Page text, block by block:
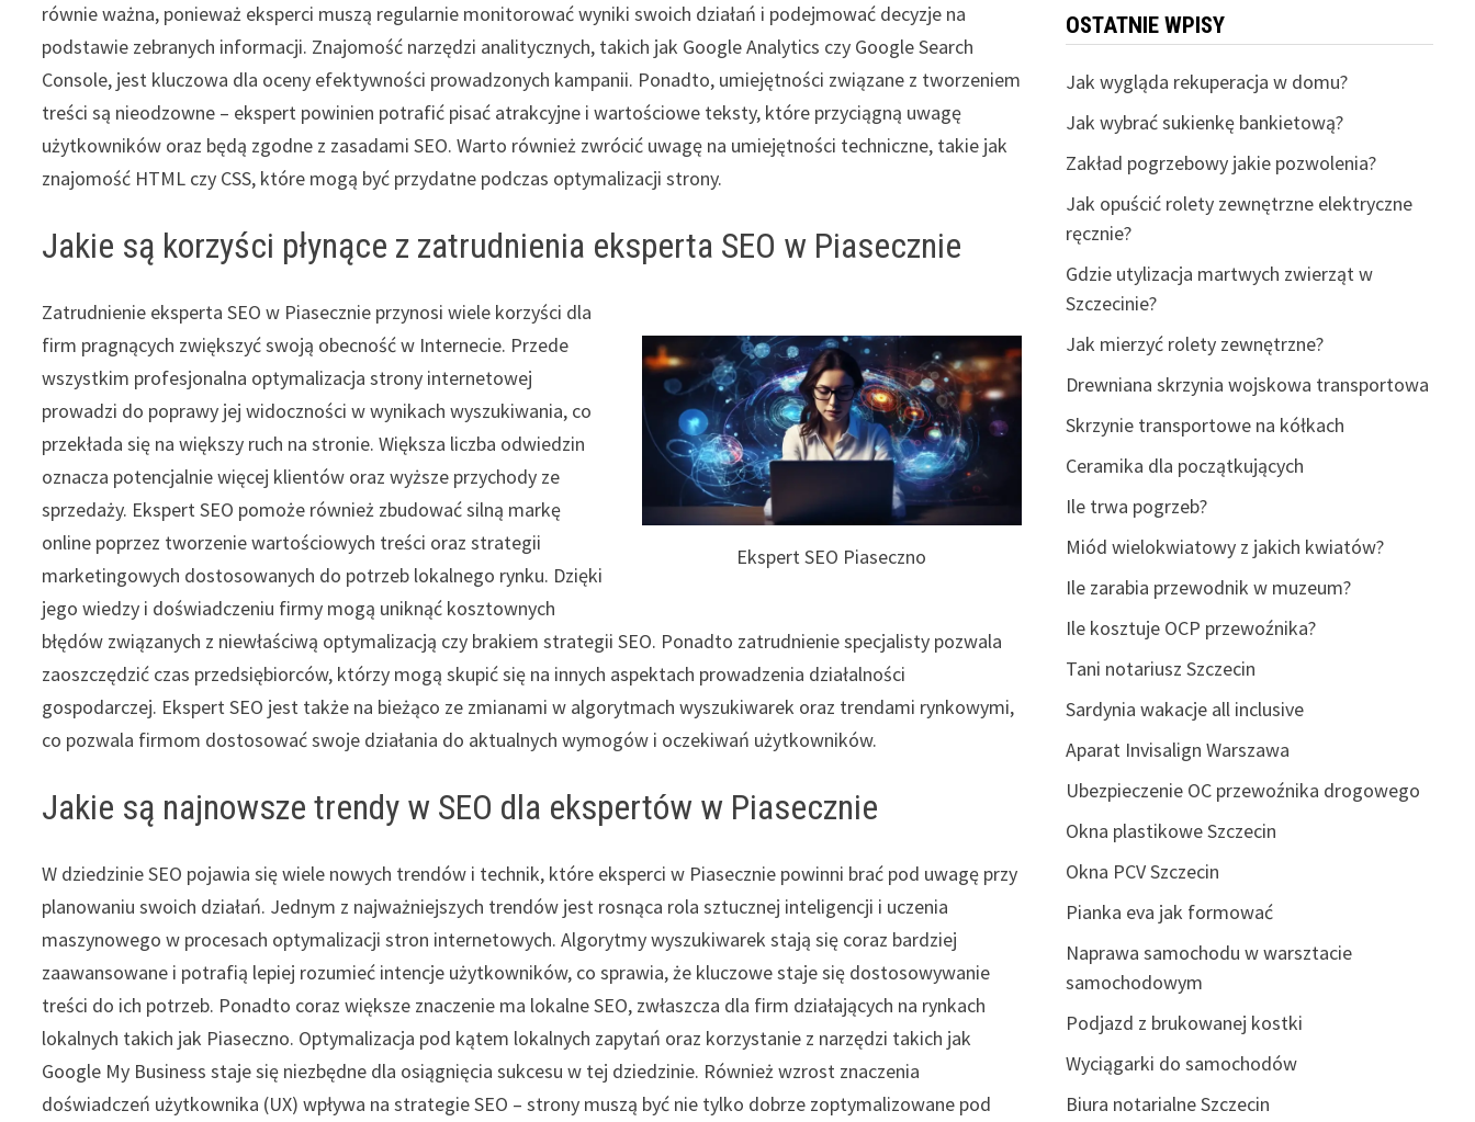
równie ważna, ponieważ eksperci muszą regularnie monitorować wyniki swoich działań i podejmować decyzje na
podstawie zebranych informacji. Znajomość narzędzi analitycznych, takich jak Google Analytics czy Google Search
Console, jest kluczowa dla oceny efektywności prowadzonych kampanii. Ponadto, umiejętności związane z tworzeniem
treści są nieodzowne – ekspert powinien potrafić pisać atrakcyjne i wartościowe teksty, które przyciągną uwagę
użytkowników oraz będą zgodne z zasadami SEO. Warto również zwrócić uwagę na umiejętności techniczne, takie jak
znajomość HTML czy CSS, które mogą być przydatne podczas optymalizacji strony.
Jakie są korzyści płynące z zatrudnienia eksperta SEO w Piasecznie
Ekspert SEO Piaseczno
Zatrudnienie eksperta SEO w Piasecznie przynosi wiele korzyści dla
firm pragnących zwiększyć swoją obecność w Internecie. Przede
wszystkim profesjonalna optymalizacja strony internetowej
prowadzi do poprawy jej widoczności w wynikach wyszukiwania, co
przekłada się na większy ruch na stronie. Większa liczba odwiedzin
oznacza potencjalnie więcej klientów oraz wyższe przychody ze
sprzedaży. Ekspert SEO pomoże również zbudować silną markę
online poprzez tworzenie wartościowych treści oraz strategii
marketingowych dostosowanych do potrzeb lokalnego rynku. Dzięki
jego wiedzy i doświadczeniu firmy mogą uniknąć kosztownych
błędów związanych z niewłaściwą optymalizacją czy brakiem strategii SEO. Ponadto zatrudnienie specjalisty pozwala
zaoszczędzić czas przedsiębiorców, którzy mogą skupić się na innych aspektach prowadzenia działalności
gospodarczej. Ekspert SEO jest także na bieżąco ze zmianami w algorytmach wyszukiwarek oraz trendami rynkowymi,
co pozwala firmom dostosować swoje działania do aktualnych wymogów i oczekiwań użytkowników.
Jakie są najnowsze trendy w SEO dla ekspertów w Piasecznie
W dziedzinie SEO pojawia się wiele nowych trendów i technik, które eksperci w Piasecznie powinni brać pod uwagę przy
planowaniu swoich działań. Jednym z najważniejszych trendów jest rosnąca rola sztucznej inteligencji i uczenia
maszynowego w procesach optymalizacji stron internetowych. Algorytmy wyszukiwarek stają się coraz bardziej
zaawansowane i potrafią lepiej rozumieć intencje użytkowników, co sprawia, że kluczowe staje się dostosowywanie
treści do ich potrzeb. Ponadto coraz większe znaczenie ma lokalne SEO, zwłaszcza dla firm działających na rynkach
lokalnych takich jak Piaseczno. Optymalizacja pod kątem lokalnych zapytań oraz korzystanie z narzędzi takich jak
Google My Business staje się niezbędne dla osiągnięcia sukcesu w tej dziedzinie. Również wzrost znaczenia
doświadczeń użytkownika (UX) wpływa na strategie SEO – strony muszą być nie tylko dobrze zoptymalizowane pod
OSTATNIE WPISY
Jak wygląda rekuperacja w domu?
Jak wybrać sukienkę bankietową?
Zakład pogrzebowy jakie pozwolenia?
Jak opuścić rolety zewnętrzne elektryczne
ręcznie?
Gdzie utylizacja martwych zwierząt w
Szczecinie?
Jak mierzyć rolety zewnętrzne?
Drewniana skrzynia wojskowa transportowa
Skrzynie transportowe na kółkach
Ceramika dla początkujących
Ile trwa pogrzeb?
Miód wielokwiatowy z jakich kwiatów?
Ile zarabia przewodnik w muzeum?
Ile kosztuje OCP przewoźnika?
Tani notariusz Szczecin
Sardynia wakacje all inclusive
Aparat Invisalign Warszawa
Ubezpieczenie OC przewoźnika drogowego
Okna plastikowe Szczecin
Okna PCV Szczecin
Pianka eva jak formować
Naprawa samochodu w warsztacie
samochodowym
Podjazd z brukowanej kostki
Wyciągarki do samochodów
Biura notarialne Szczecin